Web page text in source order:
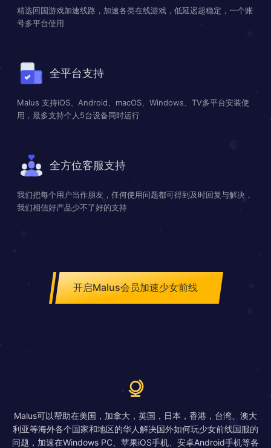
精选回国游戏加速线路，加速各类在线游戏，低延迟超稳定，一个账
号多平台使用
全平台支持
Malus 支持iOS、Android、macOS、Windows、TV多平台安装使
用，最多支持个人5台设备同时运行
全方位客服支持
我们把每个用户当作朋友，任何使用问题都可得到及时回复与解决，
我们相信好产品少不了好的支持
开启Malus会员加速少女前线
Malus可以帮助在美国，加拿大，英国，日本，香港，台湾、澳大
利亚等海外各个国家和地区的华人解决国外如何玩少女前线国服的
问题，加速在Windows PC、苹果iOS手机、安卓Android手机等各